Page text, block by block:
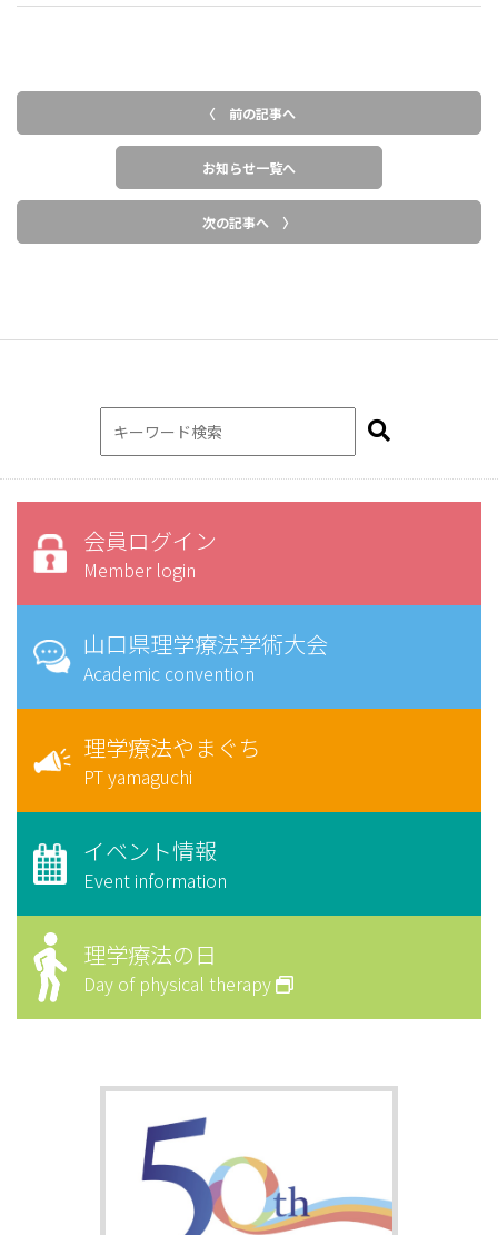
〈 前の記事へ
お知らせ一覧へ
次の記事へ 〉
会員ログイン
Member login
山口県理学療法学術大会
Academic convention
理学療法やまぐち
PT yamaguchi
イベント情報
Event information
理学療法の日
Day of physical therapy